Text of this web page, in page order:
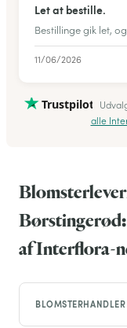
Let at bestille.
Bestillinge gik let,
11/06/2026
Trustpilot
alle
af Interflora-
BLOMSTERHANDLER